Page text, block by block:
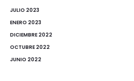
JULIO 2023
ENERO 2023
DICIEMBRE 2022
OCTUBRE 2022
JUNIO 2022